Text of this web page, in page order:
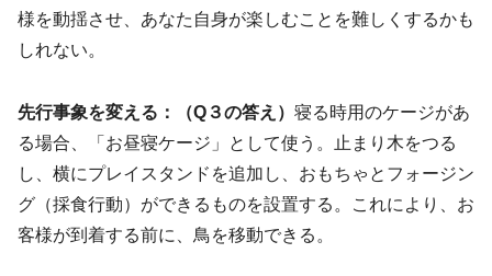
様を動揺させ、あなた自身が楽しむことを難しくするかも
しれない。
先行事象を変える： （Q３の答え） 寝る時用のケージがあ
る場合、「お昼寝ケージ」として使う。止まり木をつる
し、横にプレイスタンドを追加し、おもちゃとフォージン
グ（採食行動）ができるものを設置する。これにより、お
客様が到着する前に、鳥を移動できる。